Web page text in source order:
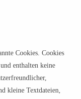
Cookies. Cookies
enthalten keine
kleine Textdateien,